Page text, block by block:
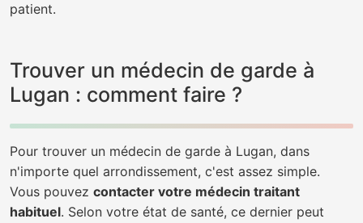
patient.
Trouver un médecin de garde à
Lugan : comment faire ?
Pour trouver un médecin de garde à Lugan, dans
n'importe quel arrondissement, c'est assez simple.
Vous pouvez contacter votre médecin traitant
habituel. Selon votre état de santé, ce dernier peut